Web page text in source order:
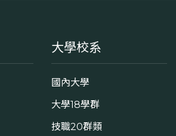
大學校系
國內大學
大學18學群
技職20群類